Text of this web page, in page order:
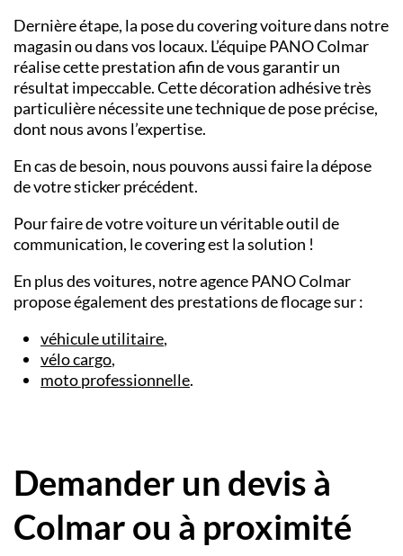
Dernière étape, la pose du covering voiture dans notre
magasin ou dans vos locaux. L’équipe PANOColmar
réalise cette prestation afin de vous garantir un
résultat impeccable. Cette décoration adhésive très
particulière nécessite une technique de pose précise,
dont nous avons l’expertise.
En cas de besoin, nous pouvons aussi faire la dépose
de votre sticker précédent.
Pour faire de votre voiture un véritable outil de
communication, le covering est la solution !
En plus des voitures, notre agence PANOColmar
propose également des prestations deflocagesur :
véhicule utilitaire,
vélo cargo,
moto professionnelle.
Demander un devis à
Colmar ou à proximité